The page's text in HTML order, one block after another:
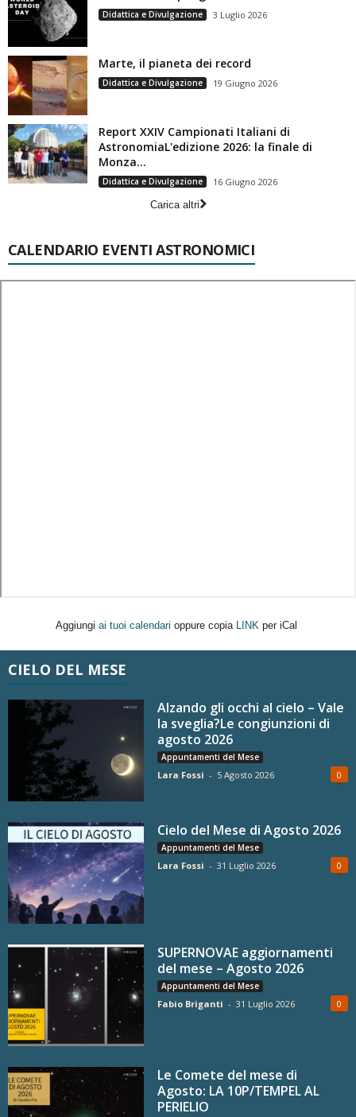
Didattica e Divulgazione 3 Luglio 2026
Marte, il pianeta dei record
Didattica e Divulgazione 19 Giugno 2026
Report XXIV Campionati Italiani di
AstronomiaL'edizione 2026: la finale di
Monza...
Didattica e Divulgazione
16 Giugno 2026
Carica altri
CALENDARIO EVENTI ASTRONOMICI
Aggiungi ai tuoi calendari oppure copia LINK per iCal
CIELO DEL MESE
Alzando gli occhi al cielo – Vale
la sveglia?Le congiunzioni di
agosto 2026
Appuntamenti del Mese
Lara Fossi - 5 Agosto 2026 0
Cielo del Mese di Agosto 2026
Appuntamenti del Mese
Lara Fossi - 31 Luglio 2026 0
SUPERNOVAE aggiornamenti
del mese – Agosto 2026
Appuntamenti del Mese
Fabio Briganti - 31 Luglio 2026 0
Le Comete del mese di
Agosto: LA 10P/TEMPEL AL
PERIELIO